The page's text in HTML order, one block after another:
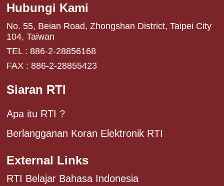
Hubungi Kami
No. 55, Beian Road, Zhongshan District, Taipei City
104, Taiwan
TEL : 886-2-28856168
FAX : 886-2-28855423
Siaran RTI
Apa itu RTI ?
Berlangganan Koran Elektronik RTI
External Links
RTI Belajar Bahasa Indonesia